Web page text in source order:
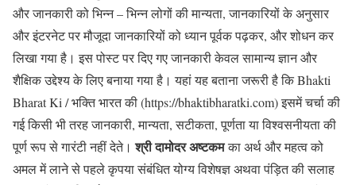
और जानकारी को भिन्न – भिन्न लोगों की मान्यता, जानकारियों के अनुसार
और इंटरनेट पर मौजूदा जानकारियों को ध्यान पूर्वक पढ़कर, और शोधन कर
लिखा गया है। इस पोस्ट पर दिए गए जानकारी केवल सामान्य ज्ञान और
शैक्षिक उद्देश्य के लिए बनाया गया है। यहां यह बताना जरूरी है कि Bhakti
Bharat Ki / भक्ति भारत की (https://bhaktibharatki.com) इसमें चर्चा की
गई किसी भी तरह जानकारी, मान्यता, सटीकता, पूर्णता या विश्वसनीयता की
पूर्ण रूप से गारंटी नहीं देते।श्री दामोदर अष्टकम का अर्थ और महत्व को
अमल में लाने से पहले कृपया संबंधित योग्य विशेषज्ञ अथवा पंड़ित की सलाह